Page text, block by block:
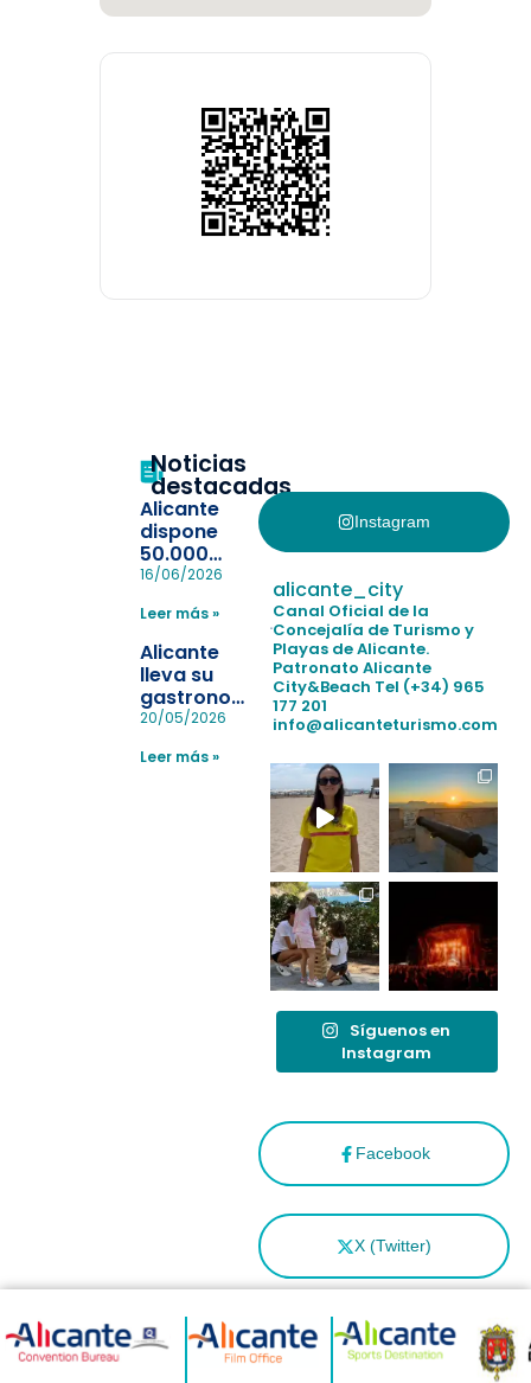
Noticias
destacadas
Alicante
dispone
50.000
pulseras
la
pérdida de niños
en las
playas y
realiza con
éxito un
simulacro de socorrismo
16/06/2026
Leer más »
Alicante
lleva su
gastronomía
a Madrid
reforzar el
20/05/2026
Leer más »
Instagram
Facebook
X (Twitter)
alicante_city
Canal Oficial de la
Concejalía de Turismo y
Playas de Alicante.
Patronato Alicante
City&Beach Tel (+34) 965
177 201
info@alicanteturismo.com
Síguenos en
Instagram